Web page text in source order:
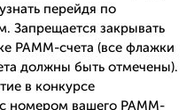
перейдя по
Запрещается закрывать
PAMM-счета (все флажки
должны быть отмечены).
в конкурсе
номером вашего PAMM-